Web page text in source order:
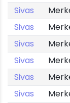
Sivas
Sivas
Sivas
Sivas
Sivas
Sivas